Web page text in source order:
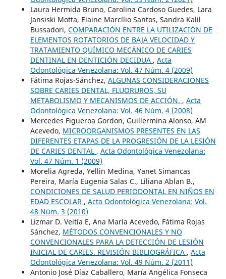
Laura Hermida Bruno, Carolina Cardoso Guedes, Lara
Jansiski Motta, Elaine Marcílio Santos, Sandra Kalil
Bussadori, COMPARACIÓN ENTRE LA UTILIZACIÓN DE
ELEMENTOS ROTATORIOS DE BAJA VELOCIDAD Y
TRATAMIENTO QUÍMICO MECÁNICO DE CARIES
DENTINAL EN DENTICIÓN DECIDUA , Acta
Odontológica Venezolana: Vol. 47 Núm. 4 (2009)
Fátima Rojas-Sánchez, ALGUNAS CONSIDERACIONES
SOBRE CARIES DENTAL, FLUORUROS, SU
METABOLISMO Y MECANISMOS DE ACCIÓN. , Acta
Odontológica Venezolana: Vol. 46 Núm. 4 (2008)
Mercedes Figueroa Gordon, Guillermina Alonso, AM
Acevedo, MICROORGANISMOS PRESENTES EN LAS
DIFERENTES ETAPAS DE LA PROGRESIÓN DE LA LESIÓN
DE CARIES DENTAL , Acta Odontológica Venezolana:
Vol. 47 Núm. 1 (2009)
Morelia Agreda, Yellin Medina, Yanet Simancas
Pereira, María Eugenia Salas C., Liliana Ablan B.,
CONDICIONES DE SALUD PERIODONTAL EN NIÑOS EN
EDAD ESCOLAR , Acta Odontológica Venezolana: Vol.
48 Núm. 3 (2010)
Lizmar D. Veitía E, Ana María Acevedo, Fátima Rojas
Sánchez, MÉTODOS CONVENCIONALES Y NO
CONVENCIONALES PARA LA DETECCIÓN DE LESIÓN
INICIAL DE CARIES. REVISIÓN BIBLIOGRÁFICA , Acta
Odontológica Venezolana: Vol. 49 Núm. 2 (2011)
Antonio José Díaz Caballero, María Angélica Fonseca